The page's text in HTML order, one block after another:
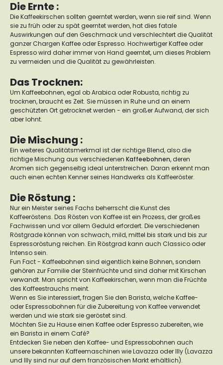
Die Ernte :
Die Kaffeekirschen sollten geerntet werden, wenn sie reif sind. Wenn
sie zu früh oder zu spät geerntet werden, hat dies fatale
Auswirkungen auf den Geschmack und verschlechtert die Qualität
ganzer Chargen Kaffee oder Espresso. Hochwertiger Kaffee oder
Espresso wird daher immer von Hand geerntet, um dieses Problem
zu vermeiden und die Qualität zu gewährleisten.
Das Trocknen:
Um Kaffeebohnen, egal ob Arabica oder Robusta, richtig zu
trocknen, braucht es Zeit. Sie müssen in Ruhe und an einem
geschützten Ort getrocknet werden - ein großer Aufwand, der sich
aber lohnt.
Die Mischung :
Ein weiteres Qualitätsmerkmal ist der richtige Blend, also die
richtige Mischung aus verschiedenen Kaffeebohnen, deren
Aromen sich gegenseitig ideal unterstreichen. Daran erkennt man
auch einen echten Kenner seines Handwerks als Kaffeeröster.
Die Röstung :
Nur ein Meister seines Fachs beherrscht die Kunst des
Kaffeeröstens. Das Rösten von Kaffee ist ein Prozess, der großes
Fachwissen und vor allem Geduld erfordert. Die verschiedenen
Röstgrade können von schwach, mild, mittel bis stark und bis zur
Espressoröstung reichen. Ein Röstgrad kann auch Classico oder
Intenso sein.
Fun Fact - Kaffeebohnen sind eigentlich keine Bohnen, sondern
gehören zur Familie der Steinfrüchte und sind daher mit Kirschen
verwandt. Man spricht von Kaffeekirschen, wenn man die Früchte
des Kaffeestrauchs meint.
Wenn es Sie interessiert, fragen Sie den Barista, welche Kaffee-
oder Espressobohnen für die Zubereitung von Kaffee verwendet
werden und wie stark sie geröstet sind.
Möchten Sie zu Hause einen Kaffee oder Espresso zubereiten, wie
ein Barista in einem Café?
Entdecken Sie neben den Kaffee- und Espressobohnen auch
unsere bekannten Kaffeemaschinen wie Lavazza oder Illy (Lavazza
und Illy sind nur auf dem französischen Markt erhältlich).